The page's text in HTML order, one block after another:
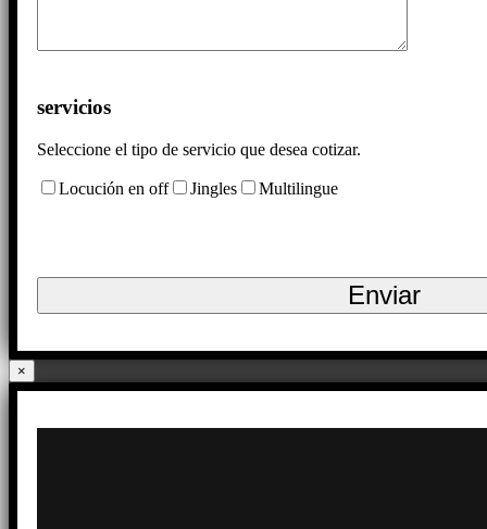
servicios
Seleccione el tipo de servicio que desea cotizar.
Locución en off Jingles Multilingue
×